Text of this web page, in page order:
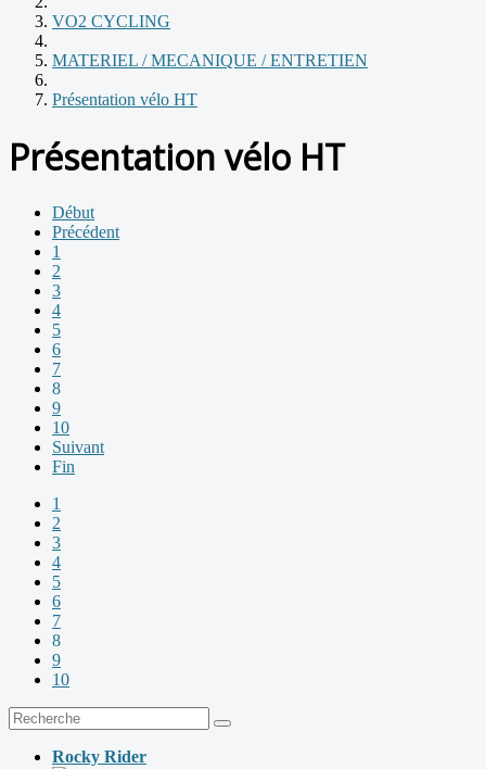
VO2 CYCLING
MATERIEL / MECANIQUE / ENTRETIEN
Présentation vélo HT
Présentation vélo HT
Début
Précédent
1
2
3
4
5
6
7
8
9
10
Suivant
Fin
1
2
3
4
5
6
7
8
9
10
Rocky Rider